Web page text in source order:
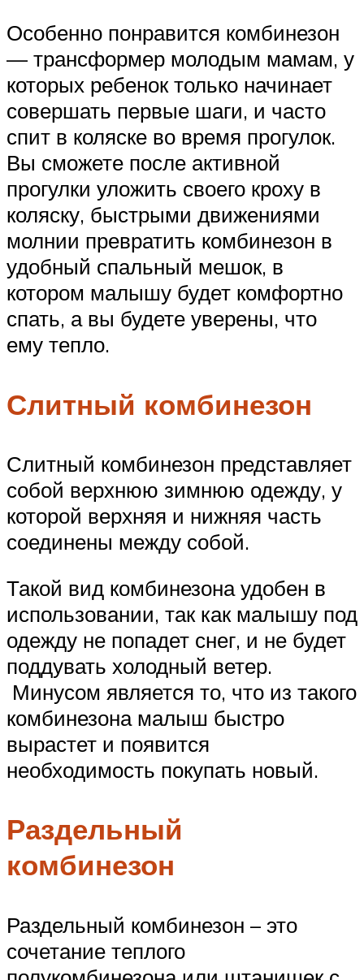
Особенно понравится комбинезон
— трансформер молодым мамам, у
которых ребенок только начинает
совершать первые шаги, и часто
спит в коляске во время прогулок.
Вы сможете после активной
прогулки уложить своего кроху в
коляску, быстрыми движениями
молнии превратить комбинезон в
удобный спальный мешок, в
котором малышу будет комфортно
спать, а вы будете уверены, что
ему тепло.
Слитный комбинезон
Слитный комбинезон представляет
собой верхнюю зимнюю одежду, у
которой верхняя и нижняя часть
соединены между собой.
Такой вид комбинезона удобен в
использовании, так как малышу под
одежду не попадет снег, и не будет
поддувать холодный ветер.
Минусом является то, что из такого
комбинезона малыш быстро
вырастет и появится
необходимость покупать новый.
Раздельный
комбинезон
Раздельный комбинезон – это
сочетание теплого